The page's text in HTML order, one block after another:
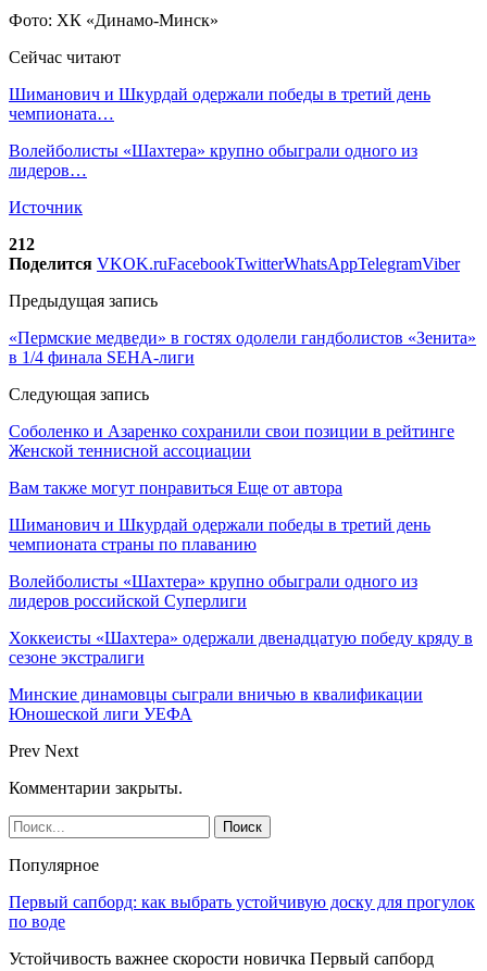
Фото: ХК «Динамо-Минск»
Сейчас читают
Шиманович и Шкурдай одержали победы в третий день
чемпионата…
Волейболисты «Шахтера» крупно обыграли одного из
лидеров…
Источник
212
Поделится VKOK.ruFacebookTwitterWhatsAppTelegramViber
Предыдущая запись
«Пермские медведи» в гостях одолели гандболистов «Зенита»
в 1/4 финала SEHA-лиги
Следующая запись
Соболенко и Азаренко сохранили свои позиции в рейтинге
Женской теннисной ассоциации
Вам также могут понравиться Еще от автора
Шиманович и Шкурдай одержали победы в третий день
чемпионата страны по плаванию
Волейболисты «Шахтера» крупно обыграли одного из
лидеров российской Суперлиги
Хоккеисты «Шахтера» одержали двенадцатую победу кряду в
сезоне экстралиги
Минские динамовцы сыграли вничью в квалификации
Юношеской лиги УЕФА
Prev Next
Комментарии закрыты.
Популярное
Первый сапборд: как выбрать устойчивую доску для прогулок
по воде
Устойчивость важнее скорости новичка Первый сапборд